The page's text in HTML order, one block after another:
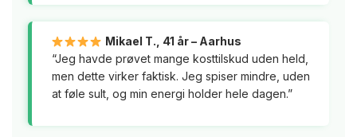
Mikael T., 41 år – Aarhus
“Jeg havde prøvet mange kosttilskud uden held,
men dette virker faktisk. Jeg spiser mindre, uden
at føle sult, og min energi holder hele dagen.”